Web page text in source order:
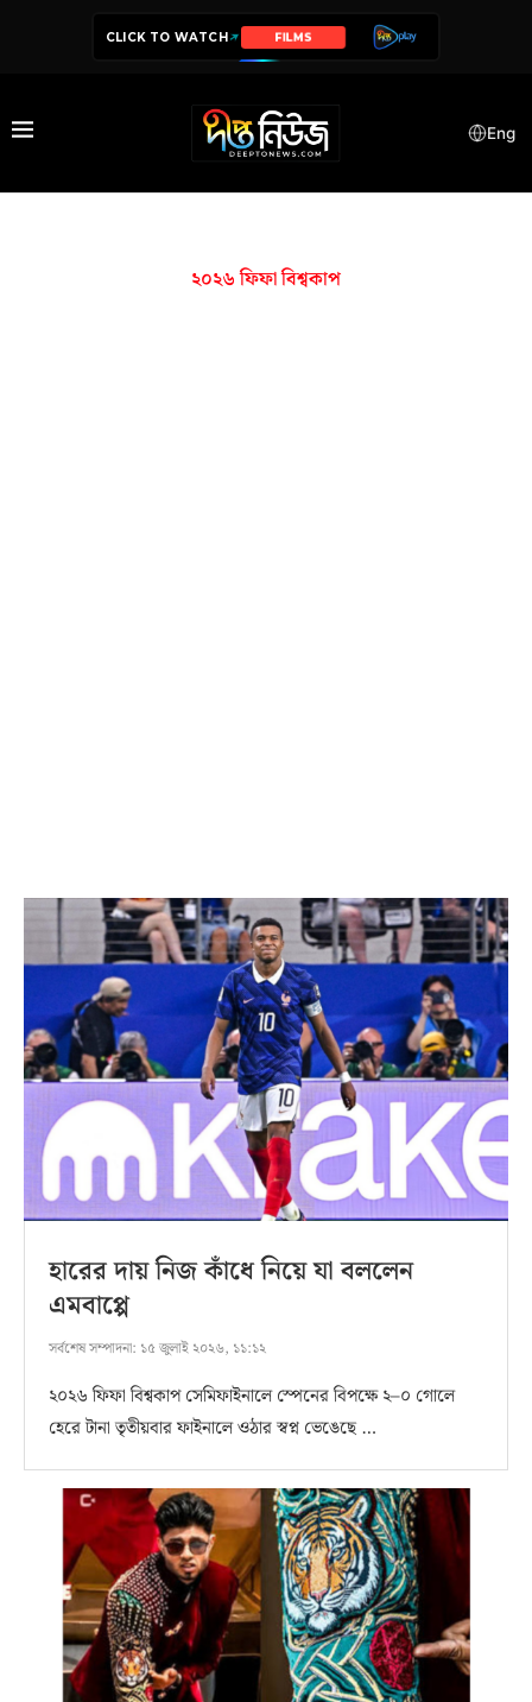
CLICK TO WATCH SERIES
Eng
২০২৬ ফিফা বিশ্বকাপ
হারের দায় নিজ কাঁধে নিয়ে যা বললেন
এমবাপ্পে
সর্বশেষ সম্পাদনা: ১৫ জুলাই ২০২৬, ১১:১২
২০২৬ ফিফা বিশ্বকাপ সেমিফাইনালে স্পেনের বিপক্ষে ২–০ গোলে
হেরে টানা তৃতীয়বার ফাইনালে ওঠার স্বপ্ন ভেঙেছে …